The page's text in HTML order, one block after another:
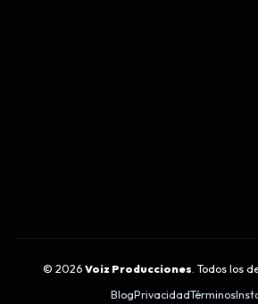
© 2026 Voiz Producciones . Todos los
BlogPrivacidadTérminos